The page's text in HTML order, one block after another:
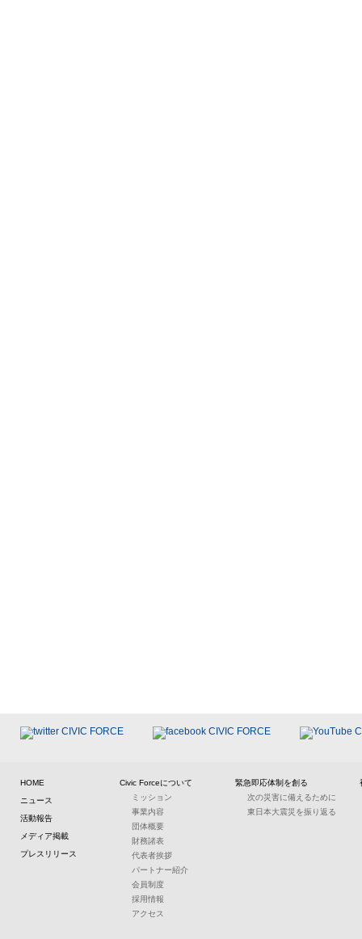
HOME
ニュース
活動報告
メディア掲載
プレスリリース
Civic Forceについて
ミッション
事業内容
団体概要
財務諸表
代表者挨拶
パートナー紹介
会員制度
採用情報
アクセス
緊急即応体制を創る
次の災害に備えるために
東日本大震災を振り返る